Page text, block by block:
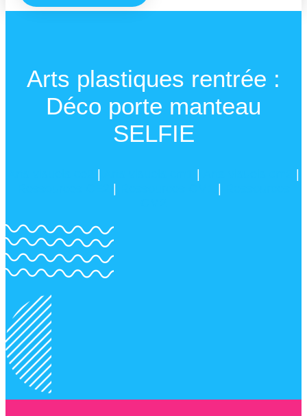
Arts plastiques rentrée :
Déco porte manteau
SELFIE